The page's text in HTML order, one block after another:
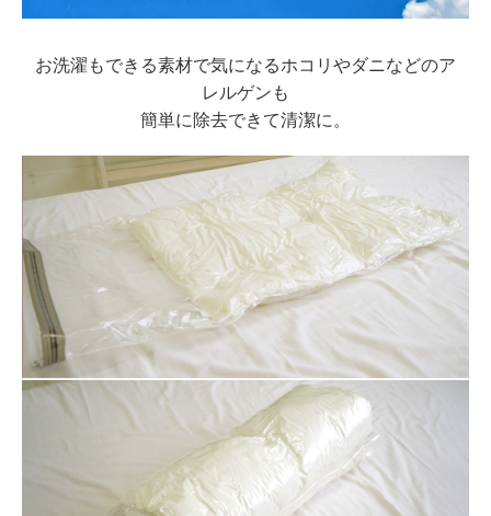
お洗濯もできる素材で気になるホコリやダニなどのア
レルゲンも
簡単に除去できて清潔に。